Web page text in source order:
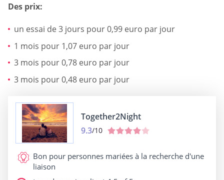
Des prix:
un essai de 3 jours pour 0,99 euro par jour
1 mois pour 1,07 euro par jour
3 mois pour 0,78 euro par jour
3 mois pour 0,48 euro par jour
Together2Night
9.3/10
Bon pour personnes mariées à la recherche d'une
liaison